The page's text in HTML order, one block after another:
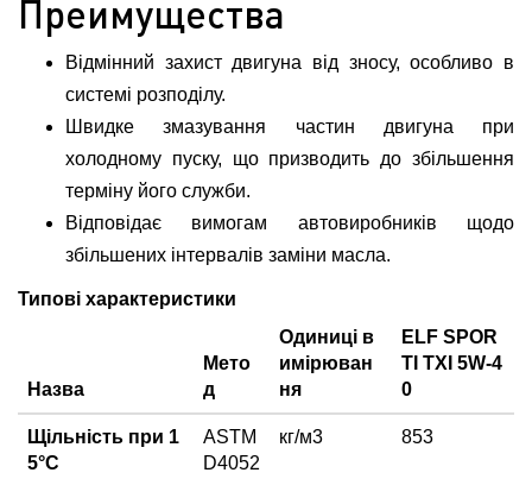
Преимущества
Відмінний захист двигуна від зносу, особливо в
системі розподілу.
Швидке змазування частин двигуна при
холодному пуску, що призводить до збільшення
терміну його служби.
Відповідає вимогам автовиробників щодо
збільшених інтервалів заміни масла.
Типові характеристики
Назва
Мето
д
Одиниці в
имірюван
ня
ELF SPOR
TI TXI 5W-4
0
Щільність при 1
5°C
ASTM
D4052
кг/м3 853